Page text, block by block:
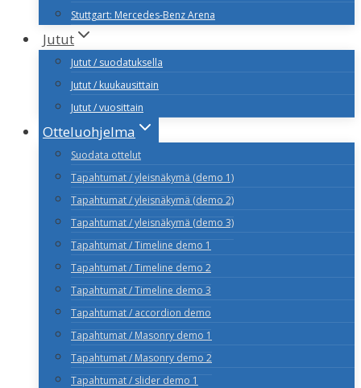
Stuttgart: Mercedes-Benz Arena
Jutut
Jutut / suodatuksella
Jutut / kuukausittain
Jutut / vuosittain
Otteluohjelma
Suodata ottelut
Tapahtumat / yleisnäkymä (demo 1)
Tapahtumat / yleisnäkymä (demo 2)
Tapahtumat / yleisnäkymä (demo 3)
Tapahtumat / Timeline demo 1
Tapahtumat / Timeline demo 2
Tapahtumat / Timeline demo 3
Tapahtumat / accordion demo
Tapahtumat / Masonry demo 1
Tapahtumat / Masonry demo 2
Tapahtumat / slider demo 1